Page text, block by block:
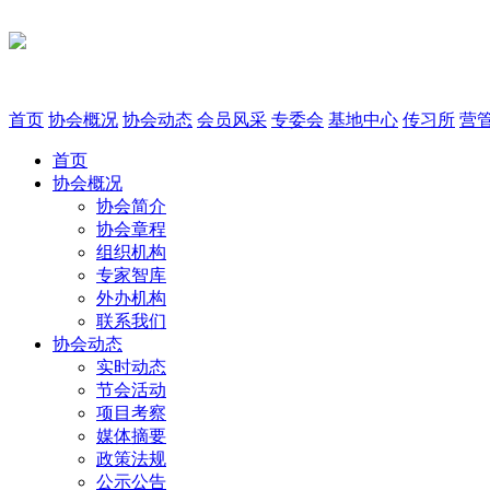
首页 协会概况 协会动态 会员风采 专委会 基地中心 传习所 营
首页
协会概况
协会简介
协会章程
组织机构
专家智库
外办机构
联系我们
协会动态
实时动态
节会活动
项目考察
媒体摘要
政策法规
公示公告